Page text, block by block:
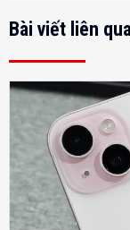
Bài viết liên